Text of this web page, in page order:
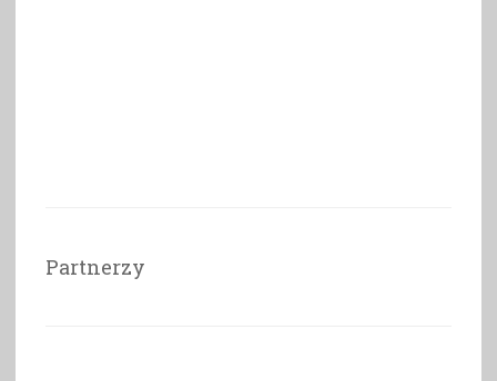
Partnerzy